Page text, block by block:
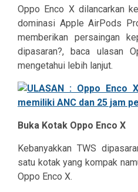
Oppo Enco X dilancarkan
dominasi Apple AirPods
memberikan persaingan
dipasaran?, baca ulasan
mengetahui lebih lanjut.
Buka Kotak Oppo Enco X
Kebanyakkan TWS
satu kotak yang kompak
Oppo Enco X.